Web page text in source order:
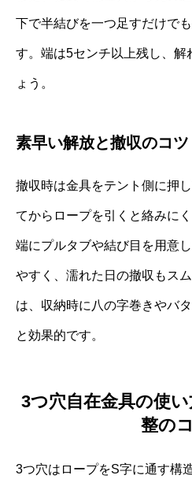
下で半結びを一つ足すだけで
す。端は5センチ以上残し、解
ょう。
素早い解放と撤収のコツ
撤収時は金具をテント側に押
てからロープを引くと絡みにく
端にプルタブや結び目を用意
やすく、濡れた日の撤収もス
は、収納時に八の字巻きやバ
と効果的です。
3つ穴自在金具の使
整の
3つ穴はロープをS字に通す構